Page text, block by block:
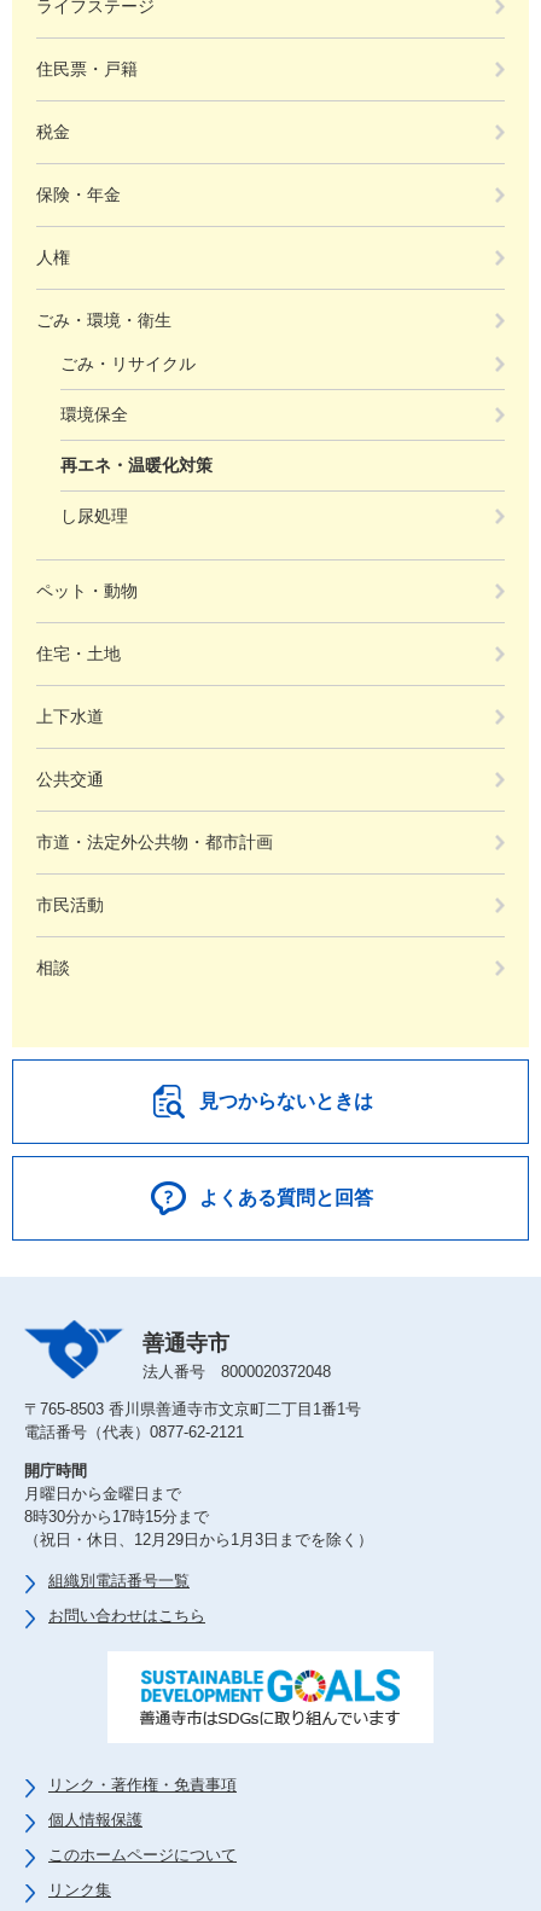
ライフステージ
住民票・戸籍
税金
保険・年金
人権
ごみ・環境・衛生
ごみ・リサイクル
環境保全
再エネ・温暖化対策
し尿処理
ペット・動物
住宅・土地
上下水道
公共交通
市道・法定外公共物・都市計画
市民活動
相談
見つからないときは
よくある質問と回答
善通寺市
法人番号 8000020372048
〒765-8503 香川県善通寺市文京町二丁目1番1号
電話番号（代表）0877-62-2121
開庁時間
月曜日から金曜日まで
8時30分から17時15分まで
（祝日・休日、12月29日から1月3日までを除く）
組織別電話番号一覧
お問い合わせはこちら
リンク・著作権・免責事項
個人情報保護
このホームページについて
リンク集